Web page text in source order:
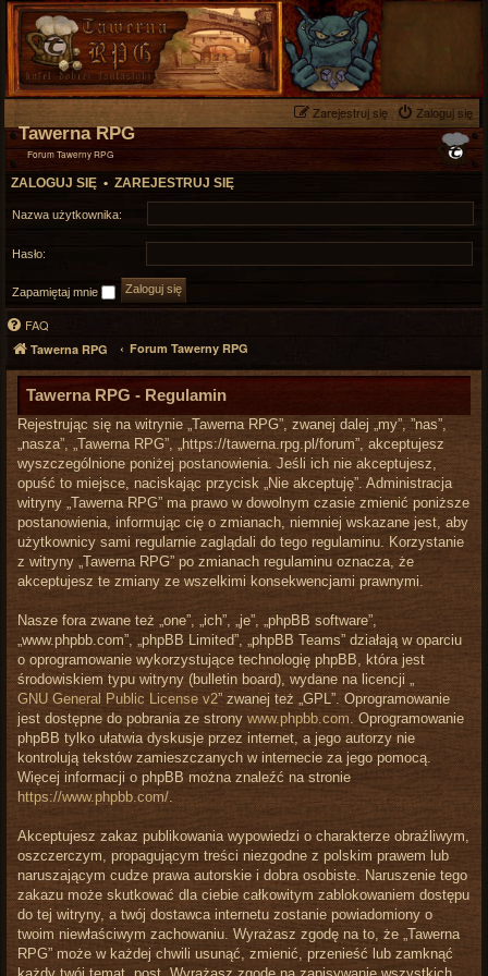
Zaloguj się
Zarejestruj się
Tawerna RPG
Forum Tawerny RPG
ZALOGUJ SIĘ • ZAREJESTRUJ SIĘ
Nazwa użytkownika:
Hasło:
Zapamiętaj mnie
FAQ
Tawerna RPG Forum Tawerny RPG
Tawerna RPG - Regulamin
Rejestrując się na witrynie „Tawerna RPG”, zwanej dalej „my”, ”nas”,
„nasza”, „Tawerna RPG”, „https://tawerna.rpg.pl/forum”, akceptujesz
wyszczególnione poniżej postanowienia. Jeśli ich nie akceptujesz,
opuść to miejsce, naciskając przycisk „Nie akceptuję”. Administracja
witryny „Tawerna RPG” ma prawo w dowolnym czasie zmienić poniższe
postanowienia, informując cię o zmianach, niemniej wskazane jest, aby
użytkownicy sami regularnie zaglądali do tego regulaminu. Korzystanie
z witryny „Tawerna RPG” po zmianach regulaminu oznacza, że
akceptujesz te zmiany ze wszelkimi konsekwencjami prawnymi.
Nasze fora zwane też „one”, „ich”, „je”, „phpBB software”,
„www.phpbb.com”, „phpBB Limited”, „phpBB Teams” działają w oparciu
o oprogramowanie wykorzystujące technologię phpBB, która jest
środowiskiem typu witryny (bulletin board), wydane na licencji „
GNU General Public License v2” zwanej też „GPL”. Oprogramowanie
jest dostępne do pobrania ze strony www.phpbb.com. Oprogramowanie
phpBB tylko ułatwia dyskusje przez internet, a jego autorzy nie
kontrolują tekstów zamieszczanych w internecie za jego pomocą.
Więcej informacji o phpBB można znaleźć na stronie
https://www.phpbb.com/.
Akceptujesz zakaz publikowania wypowiedzi o charakterze obraźliwym,
oszczerczym, propagującym treści niezgodne z polskim prawem lub
naruszającym cudze prawa autorskie i dobra osobiste. Naruszenie tego
zakazu może skutkować dla ciebie całkowitym zablokowaniem dostępu
do tej witryny, a twój dostawca internetu zostanie powiadomiony o
twoim niewłaściwym zachowaniu. Wyrażasz zgodę na to, że „Tawerna
RPG” może w każdej chwili usunąć, zmienić, przenieść lub zamknąć